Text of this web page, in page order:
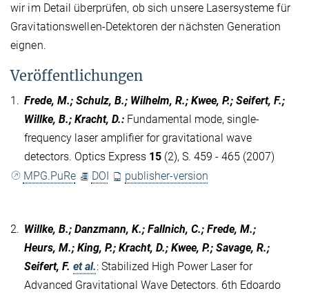
wir im Detail überprüfen, ob sich unsere Lasersysteme für
Gravitationswellen-Detektoren der nächsten Generation
eignen.
Veröffentlichungen
1. Frede, M.; Schulz, B.; Wilhelm, R.; Kwee, P.; Seifert, F.;
Willke, B.; Kracht, D.: Fundamental mode, single-
frequency laser amplifier for gravitational wave
detectors. Optics Express 15 (2), S. 459 - 465 (2007)
MPG.PuRe
DOI publisher-version
2. Willke, B.; Danzmann, K.; Fallnich, C.; Frede, M.;
Heurs, M.; King, P.; Kracht, D.; Kwee, P.; Savage, R.;
Seifert, F. et al.: Stabilized High Power Laser for
Advanced Gravitational Wave Detectors. 6th Edoardo